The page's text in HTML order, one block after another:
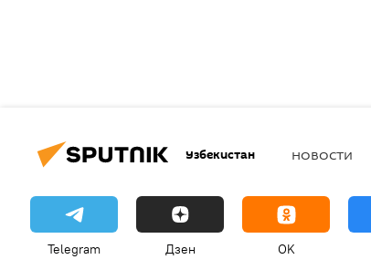
Узбекистан НОВОСТИ
Telegram Дзен OK